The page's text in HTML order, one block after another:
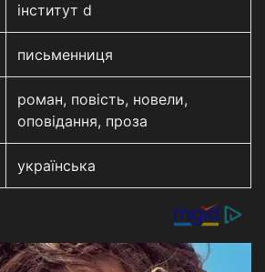
інститут d
письменниця
роман, повість, новели,
оповідання, проза
українська